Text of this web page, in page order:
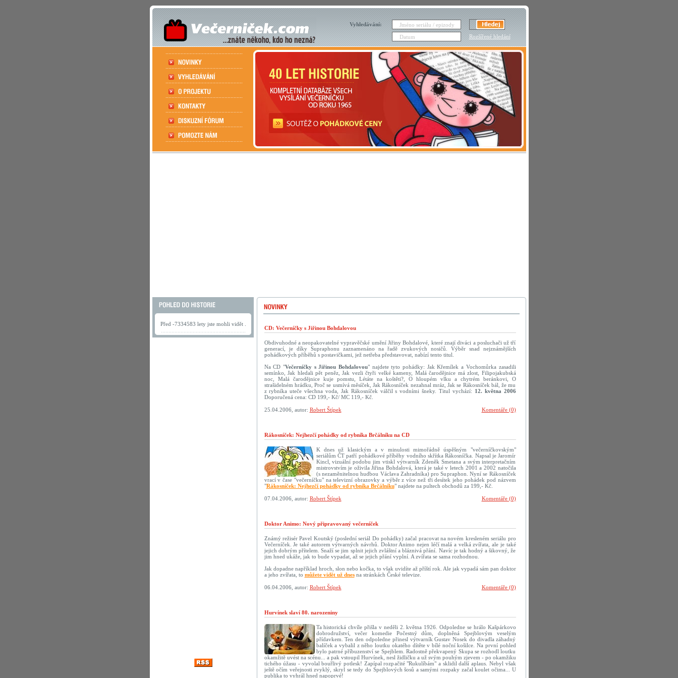
Vyhledávání:
Rozšířené hledání
Před -7334583 lety jste mohli vidět .
CD: Večerníčky s Jiřinou Bohdalovou
Obdivuhodné a neopakovatelné vypravěčské umění Jiřiny Bohdalové, které znají diváci a posluchači už tří
generací, je díky Supraphonu zaznamenáno na řadě zvukových nosičů. Výběr snad nejznámějších
pohádkových příběhů s postavičkami, jež netřeba představovat, nabízí tento titul.
Na CD "Večerníčky s Jiřinou Bohdalovou" najdete tyto pohádky: Jak Křemílek a Vochomůrka zasadili
semínko, Jak hledali pět peněz, Jak vezli čtyři velké kameny, Malá čarodějnice má zlost, Filipojakubská
noc, Malá čarodějnice kuje pomstu, Létáte na koštěti?, O hloupém vlku a chytrém beránkovi, O
strašidelném hrádku, Proč se usmívá měsíček, Jak Rákosníček nezahnal mráz, Jak se Rákosníček bál, že mu
z rybníka uteče všechna voda, Jak Rákosníček válčil s vodními šneky. Titul vychází: 12. května 2006
Doporučená cena: CD 199,- Kč/ MC 119,- Kč.
Komentáře (0)
25.04.2006, autor: Robert Štípek
Rákosníček: Nejhezčí pohádky od rybníka Brčálníku na CD
K dnes už klasickým a v minulosti mimořádně úspěšným "večerníčkovským"
seriálům ČT patří pohádkové příběhy vodního skřítka Rákosníčka. Napsal je Jaromír
Kincl, vizuální podobu jim vtiskl výtvarník Zdeněk Smetana a svým interpretačním
mistrovstvím je oživila Jiřina Bohdalová, která je také v letech 2001 a 2002 natočila
(s nezaměnitelnou hudbou Václava Zahradníka) pro Supraphon. Nyní se Rákosníček
vrací v čase "večerníčku" na televizní obrazovky a výběr z více než tři desítek jeho pohádek pod názvem
"Rákosníček: Nejhezčí pohádky od rybníka Brčálníku" najdete na pultech obchodů za 199,- Kč.
Komentáře (0)
07.04.2006, autor: Robert Štípek
Doktor Animo: Nový připravovaný večerníček
Známý režisér Pavel Koutský (poslední seriál Do pohádky) začal pracovat na novém kresleném seriálu pro
Večerníček. Je také autorem výtvarných návrhů. Doktor Animo nejen léčí malá a velká zvířata, ale je také
jejich dobrým přítelem. Snaží se jim splnit jejich zvláštní a bláznivá přání. Navíc je tak hodný a šikovný, že
jim hned ukáže, jak to bude vypadat, až se jejich přání vyplní. A zvířata se sama rozhodnou.
Jak dopadne například hroch, slon nebo kočka, to však uvidíte až příští rok. Ale jak vypadá sám pan doktor
a jeho zvířata, to můžete vidět už dnesna stránkách České televize.
Komentáře (0)
06.04.2006, autor: Robert Štípek
Hurvínek slaví 80. narozeniny
Ta historická chvíle přišla v neděli 2. května 1926. Odpoledne se hrálo Kašpárkovo
dobrodružství, večer komedie Počestný dům, doplněná Spejblovým veselým
přídavkem. Ten den odpoledne přinesl výtvarník Gustav Nosek do divadla záhadný
balíček a vybalil z něho loutku okatého dítěte v bílé noční košilce. Na první pohled
bylo patrné příbuzenství se Spejblem. Radostně překvapený Skupa se rozhodl loutku
okamžitě uvést na scénu... a pak vstoupil Hurvínek, nesl židličku a už svým pouhým zjevem - po okamžiku
tichého úžasu - vyvolal bouřlivý potlesk! Zapípal rozpačité "Rukulíbám" a sklidil další aplaus. Nebyl však
ještě očím veřejnosti zvyklý, skryl se tedy do Spejblových šosů a samými rozpaky začal koulet očima... U
publika to vyhrál hned napoprvé!